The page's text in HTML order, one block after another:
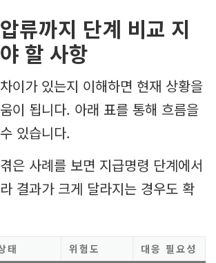
류까지 단계 비교 지
할 사항
이가 있는지 이해하면 현재 상황을
이 됩니다. 아래 표를 통해 흐름을
있습니다.
은 사례를 보면 지급명령 단계에서
결과가 크게 달라지는 경우도 확
태 위험도 대응 필요성